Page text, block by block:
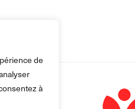
de
à